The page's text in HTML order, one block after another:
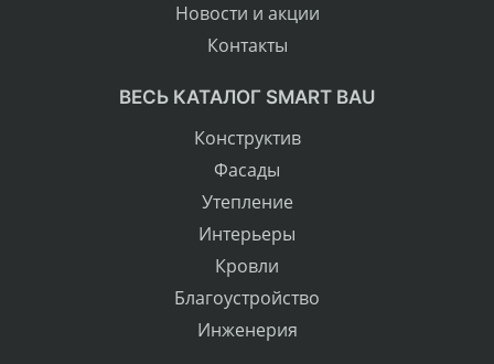
Новости и акции
Контакты
ВЕСЬ КАТАЛОГ SMART BAU
Конструктив
Фасады
Утепление
Интерьеры
Кровли
Благоустройство
Инженерия